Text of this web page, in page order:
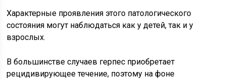
Характерные проявления этого патологического
состояния могут наблюдаться как у детей, так и у
взрослых.
В большинстве случаев герпес приобретает
рецидивирующее течение, поэтому на фоне